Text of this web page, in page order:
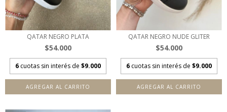
QATAR NEGRO PLATA
$54.000
6 cuotas sin interés de $9.000
AGREGAR AL CARRITO
QATAR NEGRO NUDE GLITER
$54.000
6 cuotas sin interés de $9.000
AGREGAR AL CARRITO